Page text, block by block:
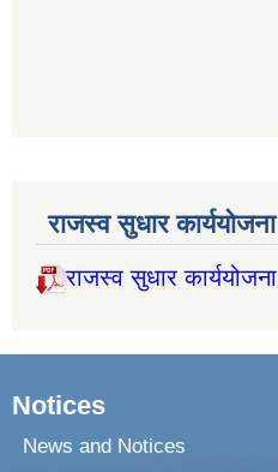
राजस्व सुधार कार्ययोजना
राजस्व सुधार कार्ययोजना
Notices
News and Notices